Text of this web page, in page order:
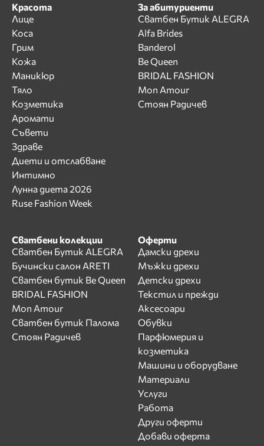
Красота
Лице
Коса
Грим
Кожа
Маникюр
Тяло
Козметика
Аромати
Съвети
Здраве
Диети и отслабване
Интимно
Лунна диета 2026
Ruse Fashion Week
За абитуриенти
Сватбен Бутик ALEGRA
Alfa Brides
Banderol
Be Queen
BRIDAL FASHION
Mon Amour
Стоян Радичев
Сватбени колекции
Сватбен Бутик ALEGRA
Бучински салон ARETI
Сватбен бутик Be Queen
BRIDAL FASHION
Mon Amour
Сватбен бутик Палома
Стоян Радичев
Оферти
Дамски дрехи
Мъжки дрехи
Детски дрехи
Текстил и прежди
Аксесоари
Обувки
Парфюмерия и
козметика
Машини и оборудване
Материали
Услуги
Работа
Други оферти
Добави оферта